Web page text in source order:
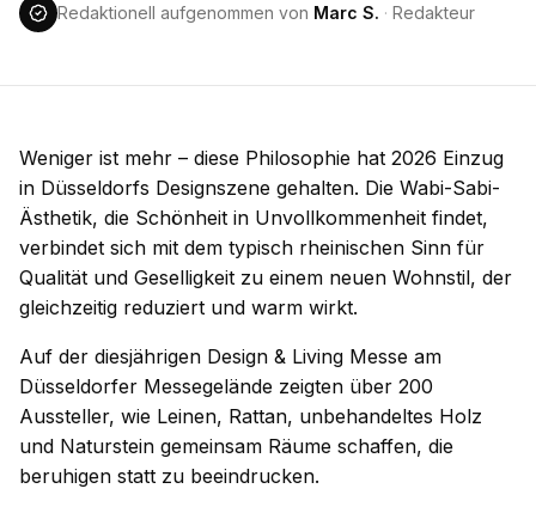
Redaktionell aufgenommen von Marc S. · Redakteur
Weniger ist mehr – diese Philosophie hat 2026 Einzug
in Düsseldorfs Designszene gehalten. Die Wabi-Sabi-
Ästhetik, die Schönheit in Unvollkommenheit findet,
verbindet sich mit dem typisch rheinischen Sinn für
Qualität und Geselligkeit zu einem neuen Wohnstil, der
gleichzeitig reduziert und warm wirkt.
Auf der diesjährigen Design & Living Messe am
Düsseldorfer Messegelände zeigten über 200
Aussteller, wie Leinen, Rattan, unbehandeltes Holz
und Naturstein gemeinsam Räume schaffen, die
beruhigen statt zu beeindrucken.